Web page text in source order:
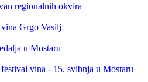
regionalnih okvira
Grgo Vasilj
u Mostaru
vina - 15. svibnja u Mostaru